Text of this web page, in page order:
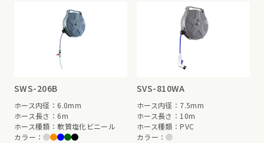
SWS-206B
ホース内径：6.0mm
ホース長さ：6m
ホース種類：軟質塩化ビニール
カラー：
SVS-810WA
ホース内径：7.5mm
ホース長さ：10m
ホース種類：PVC
カラー：